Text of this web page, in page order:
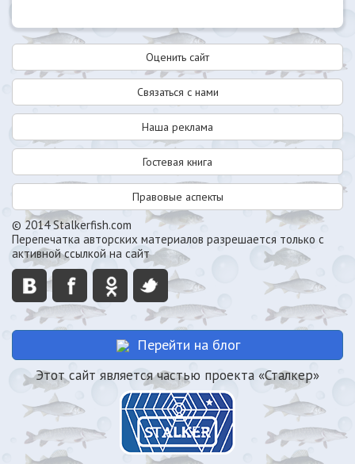
Оценить сайт
Связаться с нами
Наша реклама
Гостевая книга
Правовые аспекты
© 2014 Stalkerfish.com
Перепечатка авторских материалов разрешается только с
активной ссылкой на сайт
Перейти на блог
Этот сайт является частью проекта «Сталкер»